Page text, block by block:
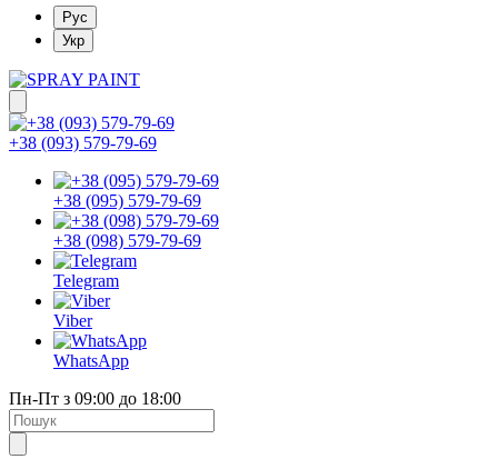
Рус
Укр
+38 (093) 579-79-69
+38 (095) 579-79-69
+38 (098) 579-79-69
Telegram
Viber
WhatsApp
Пн-Пт з 09:00 до 18:00